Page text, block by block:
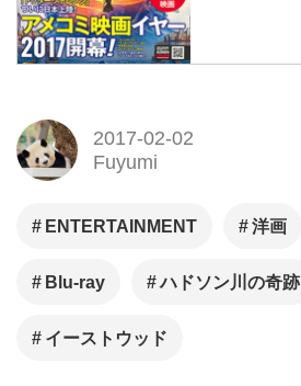
2017-02-02
Fuyumi
ENTERTAINMENT 洋画
Blu-ray ハドソン川の奇跡
イーストウッド